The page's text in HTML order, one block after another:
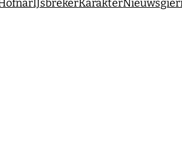
IJsbrekerKarakter